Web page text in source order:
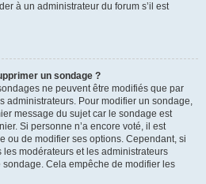
à un administrateur du forum s’il est
un sondage ?
ne peuvent être modifiés que par
administrateurs. Pour modifier un sondage,
message du sujet car le sondage est
Si personne n’a encore voté, il est
ou de modifier ses options. Cependant, si
modérateurs et les administrateurs
Cela empêche de modifier les